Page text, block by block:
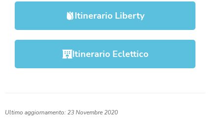
Itinerario Liberty
Itinerario Eclettico
Ultimo aggiornamento: 23 Novembre 2020